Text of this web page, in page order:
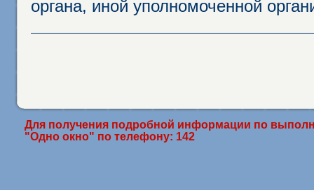
органа, иной уполномоченной
Для получения подробной информации по
"Одно окно" по телефону: 142